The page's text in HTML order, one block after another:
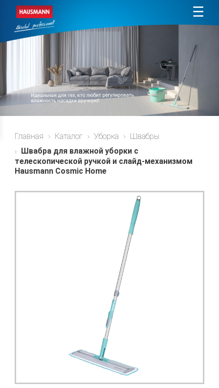
☰
Главная Каталог Уборка
Швабры
Швабра для влажной уборки с
телескопической ручкой и слайд-механизмом
Hausmann Cosmic Home